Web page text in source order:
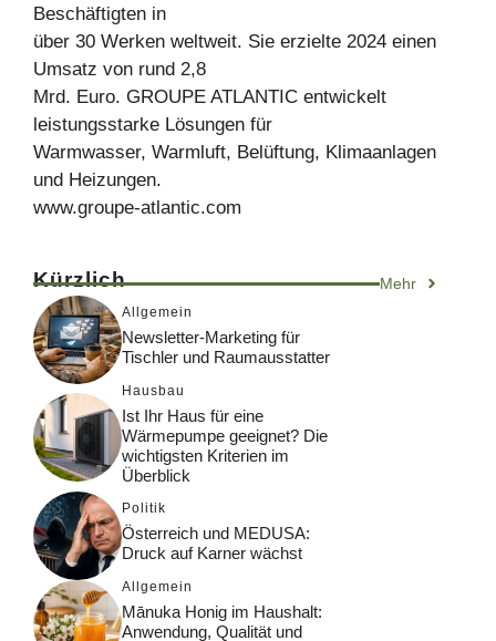
Beschäftigten in
über 30 Werken weltweit. Sie erzielte 2024 einen
Umsatz von rund 2,8
Mrd. Euro. GROUPE ATLANTIC entwickelt
leistungsstarke Lösungen für
Warmwasser, Warmluft, Belüftung, Klimaanlagen
und Heizungen.
www.groupe-atlantic.com
Kürzlich Mehr
Allgemein
Newsletter-Marketing für
Tischler und Raumausstatter
Hausbau
Ist Ihr Haus für eine
Wärmepumpe geeignet? Die
wichtigsten Kriterien im
Überblick
Politik
Österreich und MEDUSA:
Druck auf Karner wächst
Allgemein
Mānuka Honig im Haushalt:
Anwendung, Qualität und